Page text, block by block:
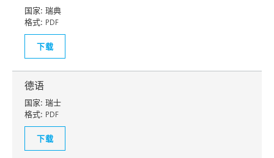
国家: 瑞典
格式: PDF
下载
德语
国家: 瑞士
格式: PDF
下载